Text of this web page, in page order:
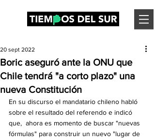
Boric aseguró ante la ONU que
Chile tendrá "a corto plazo" una
nueva Constitución
20 sept 2022
En su discurso el mandatario chileno habló
sobre el resultado del referendo e indicó
que,  ahora es momento de buscar "nuevas
fórmulas" para construir un nuevo "lugar de